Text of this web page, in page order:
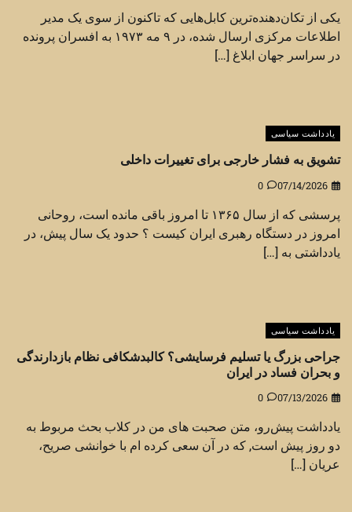
یکی از تکان‌دهنده‌ترین کابل‌هایی که تاکنون از سوی یک مدیر
اطلاعات مرکزی ارسال شده، در ۹ مه ۱۹۷۳ به افسران پرونده
در سراسر جهان ابلاغ […]
یادداشت سیاسی
تشویق به فشار خارجی برای تغییرات داخلی
07/14/2026
0
پرسشی که از سال ۱۳۶۵ تا امروز باقی مانده است، روحانی
امروز در دستگاه رهبری ایران کیست ؟ حدود یک سال پیش، در
یادداشتی به […]
یادداشت سیاسی
جراحی بزرگ یا تسلیم فرسایشی؟ کالبدشکافی نظام بازدارندگی
و بحران فساد در ایران
07/13/2026
0
یادداشت پیش‌رو، متن صحبت های من در کلاب بحث مربوط به
دو روز پیش است, که در آن سعی کرده ام با خوانشی صریح،
عریان […]